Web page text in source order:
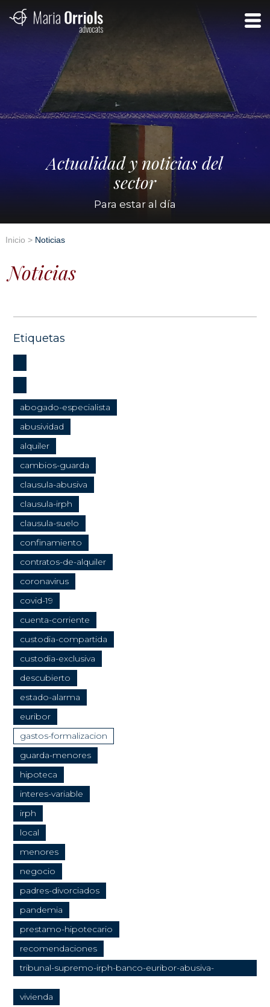
Actualidad y noticias del
sector
Para estar al día
Inicio > Noticias
Noticias
Etiquetas
abogado-especialista
abusividad
alquiler
cambios-guarda
clausula-abusiva
clausula-irph
clausula-suelo
confinamiento
contratos-de-alquiler
coronavirus
covid-19
cuenta-corriente
custodia-compartida
custodia-exclusiva
descubierto
estado-alarma
euribor
gastos-formalizacion
guarda-menores
hipoteca
interes-variable
irph
local
menores
negocio
padres-divorciados
pandemia
prestamo-hipotecario
recomendaciones
tribunal-supremo-irph-banco-euribor-abusiva-
vivienda